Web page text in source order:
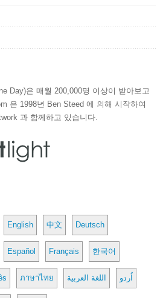
Day)은 매월 200,000명 이상이 받아보고
은 1998년 Ben Steed 에 의해 시작하여
과 함께하고 있습니다.
English 中文 Deutsch
Español Français 한국어
ภาษาไทย اللغة العربية اُردو